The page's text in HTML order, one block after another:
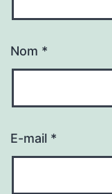
Nom *
E-mail *